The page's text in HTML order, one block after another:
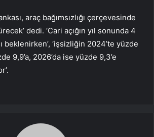
araç bağımsızlığı çerçevesinde
dedi. ‘Cari açığın yıl sonunda 4
beklenirken’, ‘işsizliğin 2024’te yüzde
9,9’a, 2026’da ise yüzde 9,3’e